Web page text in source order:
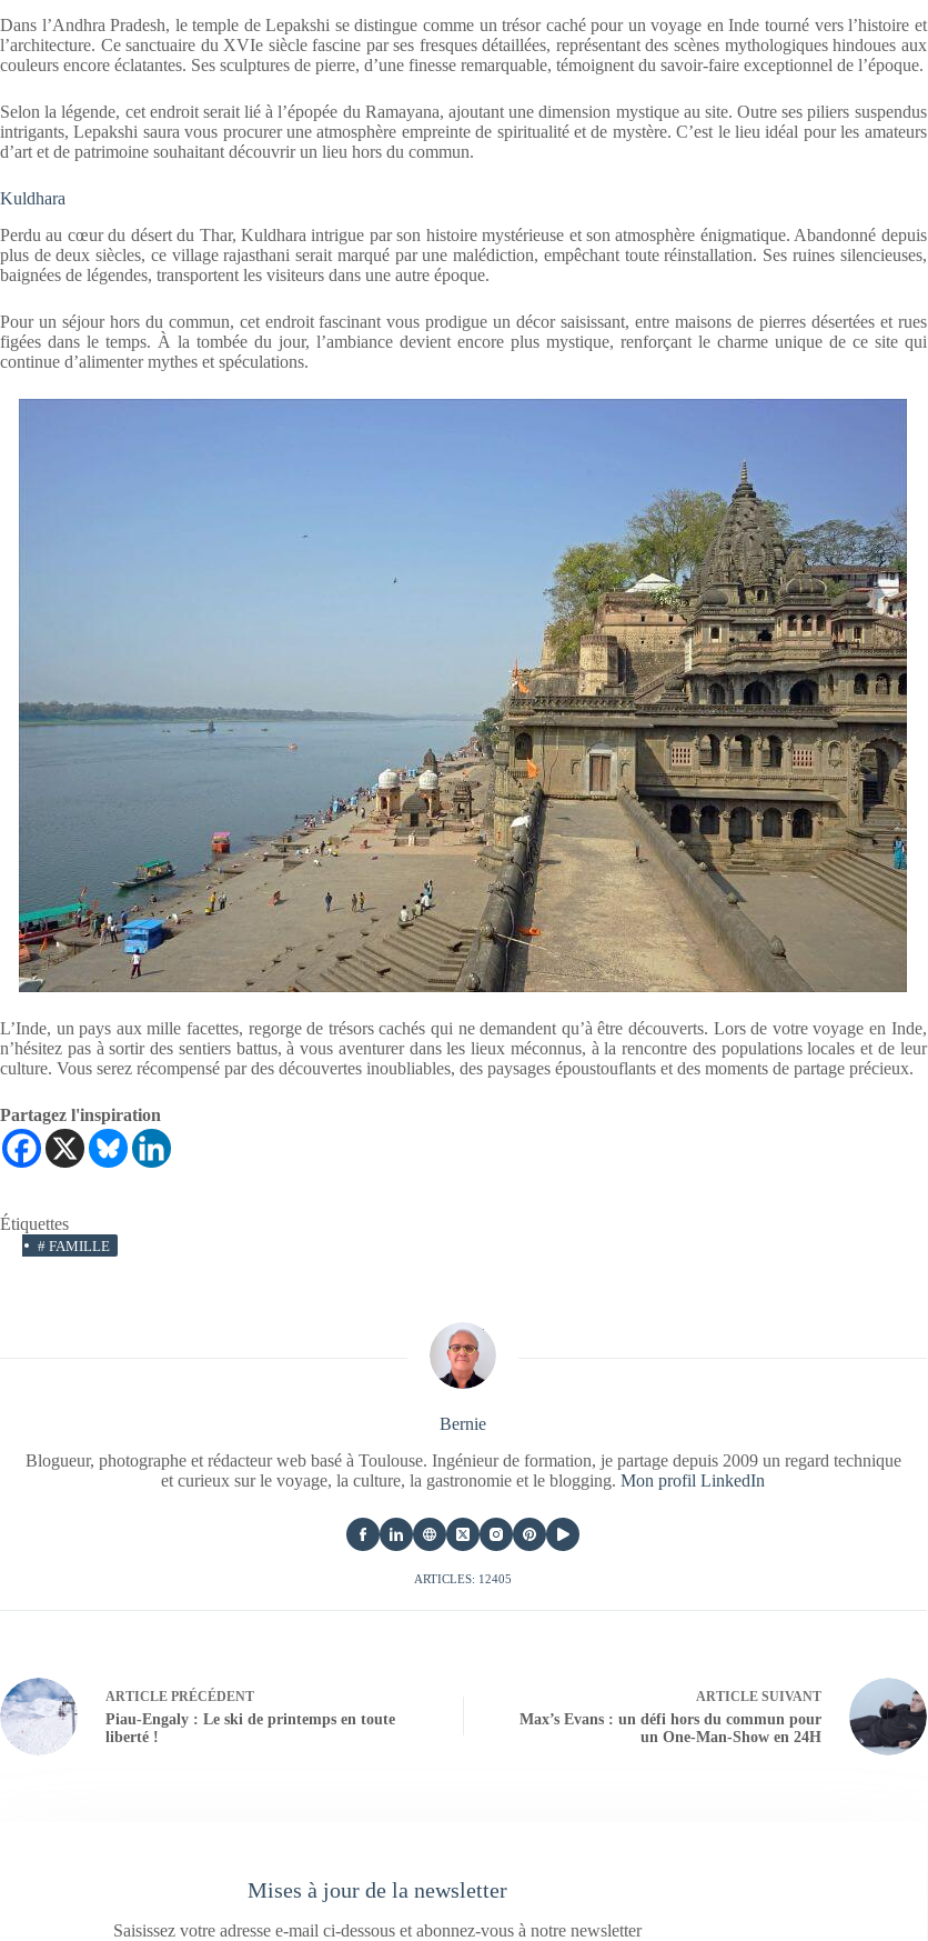
Dans l’Andhra Pradesh, le temple de Lepakshi se distingue comme un trésor caché pour un voyage en Inde tourné vers l’histoire et
l’architecture. Ce sanctuaire du XVIe siècle fascine par ses fresques détaillées, représentant des scènes mythologiques hindoues aux
couleurs encore éclatantes. Ses sculptures de pierre, d’une finesse remarquable, témoignent du savoir-faire exceptionnel de l’époque.
Selon la légende, cet endroit serait lié à l’épopée du Ramayana, ajoutant une dimension mystique au site. Outre ses piliers suspendus
intrigants, Lepakshi saura vous procurer une atmosphère empreinte de spiritualité et de mystère. C’est le lieu idéal pour les amateurs
d’art et de patrimoine souhaitant découvrir un lieu hors du commun.
Kuldhara
Perdu au cœur du désert du Thar, Kuldhara intrigue par son histoire mystérieuse et son atmosphère énigmatique. Abandonné depuis
plus de deux siècles, ce village rajasthani serait marqué par une malédiction, empêchant toute réinstallation. Ses ruines silencieuses,
baignées de légendes, transportent les visiteurs dans une autre époque.
Pour un séjour hors du commun, cet endroit fascinant vous prodigue un décor saisissant, entre maisons de pierres désertées et rues
figées dans le temps. À la tombée du jour, l’ambiance devient encore plus mystique, renforçant le charme unique de ce site qui
continue d’alimenter mythes et spéculations.
L’Inde, un pays aux mille facettes, regorge de trésors cachés qui ne demandent qu’à être découverts. Lors de votre voyage en Inde,
n’hésitez pas à sortir des sentiers battus, à vous aventurer dans les lieux méconnus, à la rencontre des populations locales et de leur
culture. Vous serez récompensé par des découvertes inoubliables, des paysages époustouflants et des moments de partage précieux.
Partagez l'inspiration
Étiquettes
# FAMILLE
Bernie
Blogueur, photographe et rédacteur web basé à Toulouse. Ingénieur de formation, je partage depuis 2009 un regard technique
et curieux sur le voyage, la culture, la gastronomie et le blogging.Mon profil LinkedIn
ARTICLES: 12405
ARTICLE PRÉCÉDENT
Piau-Engaly : Le ski de printemps en toute
liberté !
ARTICLESUIVANT
Max’s Evans : un défi hors du commun pour
un One-Man-Show en 24H
Mises à jour de la newsletter
Saisissez votre adresse e-mail ci-dessous et abonnez-vous à notre newsletter